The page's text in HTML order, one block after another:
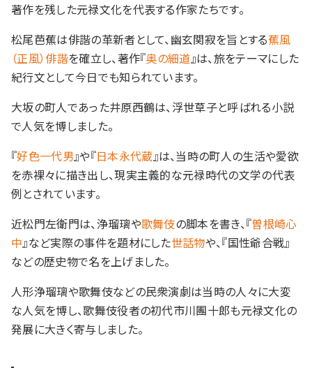
著作を残した元禄文化を代表する作家たちです。
松尾芭蕉は俳諧の革新者として、幽玄関寂を旨とする蕉風
（正風）俳諧を確立し、著作『奥の細道』は、旅をテーマにした
紀行文として今日でも知られています。
大坂の町人であった井原西鶴は、浮世草子と呼ばれる小説
で人気を博しました。
『好色一代男』や『日本永代蔵』は、当時の町人の生活や愛欲
を赤裸々に描き出し、現実主義的な元禄時代の文学の代表
例とされています。
近松門左衛門は、浄瑠璃や歌舞伎の脚本を書き、『曽根崎心
中』など実際の事件を題材にした世話物や、『国性爺合戦』
などの歴史物で名を上げました。
人形浄瑠璃や歌舞伎などの民衆演劇は当時の人々に大変
な人気を博し、歌舞伎役者の初代市川團十郎も元禄文化の
発展に大きく寄与しました。